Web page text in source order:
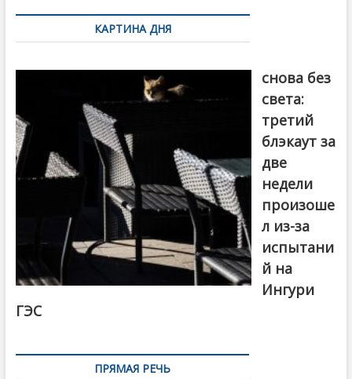
по
записямКАРТИНА ДНЯ
снова без
света:
третий
блэкаут за
две
недели
произоше
л из-за
испытани
й на
Ингури
ГЭС
ПРЯМАЯ РЕЧЬ